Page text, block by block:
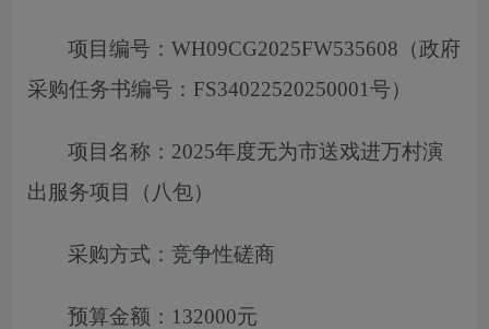
项目编号：WH09CG2025FW535608 （政府
采购任务书编号： FS34022520250001号）
项目名称： 2025年度无为市送戏进万村演
出服务项目（八包）
采购方式：竞争性磋商
预算金额： 132000元